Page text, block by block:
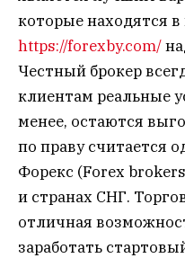
которые находятся в
https://forexby.com/
Честный брокер
клиентам реальные
менее, остаются
по праву считается
Форекс (Forex
и странах СНГ.
отличная
заработать